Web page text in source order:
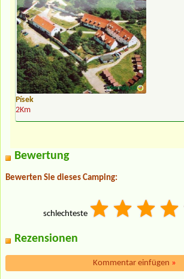
Písek
2Km
Bewertung
Bewerten Sie dieses Camping:
schlechteste
Rezensionen
Kommentar einfügen »